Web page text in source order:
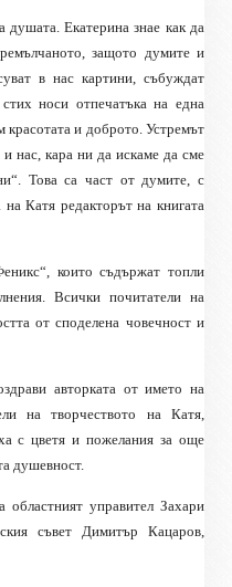
душата. Екатерина знае как да
защото думите и
в нас картини, събуждат
носи отпечатъка на една
красотата и доброто. Устремът
нас, кара ни да искаме да сме
Това са част от думите, с
Катя редакторът на книгата
които съдържат топли
Всички почитатели на
от споделена човечност и
авторката от името на
на творчеството на Катя,
с цветя и пожелания за още
душевност.
областният управител Захари
съвет Димитър Кацаров,